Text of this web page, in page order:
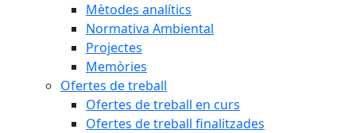
Mètodes analítics
Normativa Ambiental
Projectes
Memòries
Ofertes de treball
Ofertes de treball en curs
Ofertes de treball finalitzades